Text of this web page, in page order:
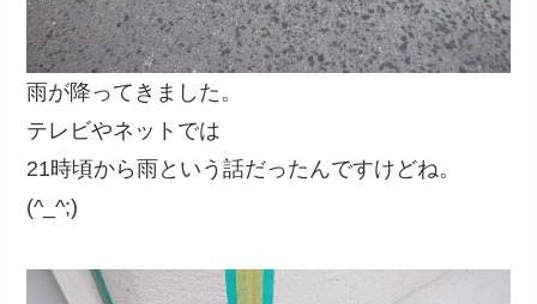
雨が降ってきました。
テレビやネットでは
21時頃から雨という話だったんですけどね。
(^_^;)